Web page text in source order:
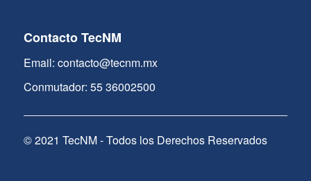
Contacto TecNM
Email: contacto@tecnm.mx
Conmutador: 55 36002500
© 2021 TecNM - Todos los Derechos Reservados